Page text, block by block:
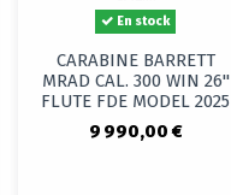
En stock
CARABINE BARRETT
MRAD CAL. 300 WIN 26"
FLUTE FDE MODEL 2025
9 990,00 €